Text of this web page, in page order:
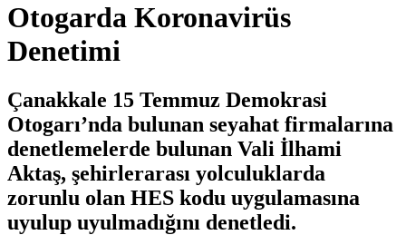
Otogarda Koronavirüs
Denetimi
Çanakkale 15 Temmuz Demokrasi
Otogarı’nda bulunan seyahat firmalarına
denetlemelerde bulunan Vali İlhami
Aktaş, şehirlerarası yolculuklarda
zorunlu olan HES kodu uygulamasına
uyulup uyulmadığını denetledi.